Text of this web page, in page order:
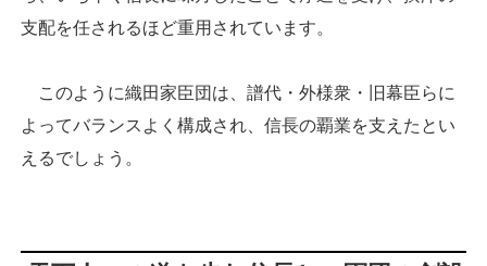
支配を任されるほど重用されています。
このように織田家臣団は、譜代・外様衆・旧幕臣らに
よってバランスよく構成され、信長の覇業を支えたとい
えるでしょう。